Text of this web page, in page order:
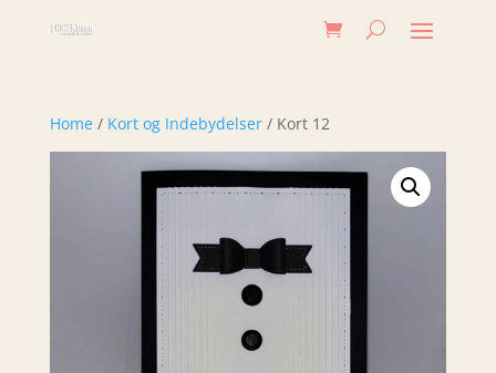
Home/ Kort og Indebydelser/ Kort 12